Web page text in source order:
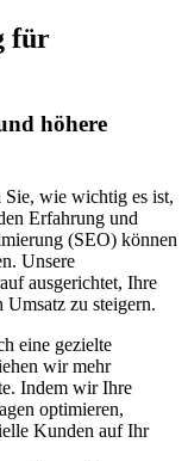
für
höhere
Sie, wie wichtig es ist,
Erfahrung und
(SEO) können
Unsere
ausgerichtet, Ihre
zu steigern.
eine gezielte
wir mehr
Indem wir Ihre
optimieren,
Kunden auf Ihr